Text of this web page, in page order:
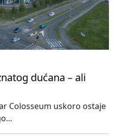
dućana – ali
Colosseum uskoro ostaje